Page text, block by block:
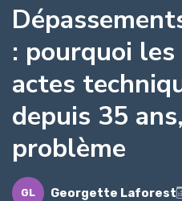
: pourquoi
actes
depuis 35
problème
GL Georgette Laforest